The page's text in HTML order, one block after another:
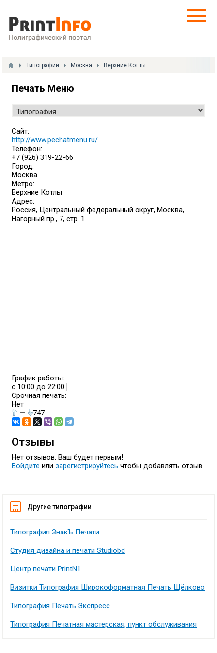
Типографии Москва Верхние Котлы
Печать Меню
Сайт:
http://www.pechatmenu.ru/
Телефон:
+7 (926) 319-22-66
Город:
Москва
Метро:
Верхние Котлы
Адрес:
Россия, Центральный федеральный округ, Москва,
Нагорный пр., 7, стр. 1
График работы:
с 10:00 до 22:00
Срочная печать:
Нет
—
747
Отзывы
Нет отзывов. Ваш будет первым!
Войдите или зарегистрируйтесь чтобы добавлять отзыв
Другие типографии
Типография ЗнакЪ Печати
Студия дизайна и печати Studiobd
Центр печати PrintN1
Визитки Типография Широкоформатная Печать Щёлково
Типография Печать Экспресс
Типография Печатная мастерская, пункт обслуживания